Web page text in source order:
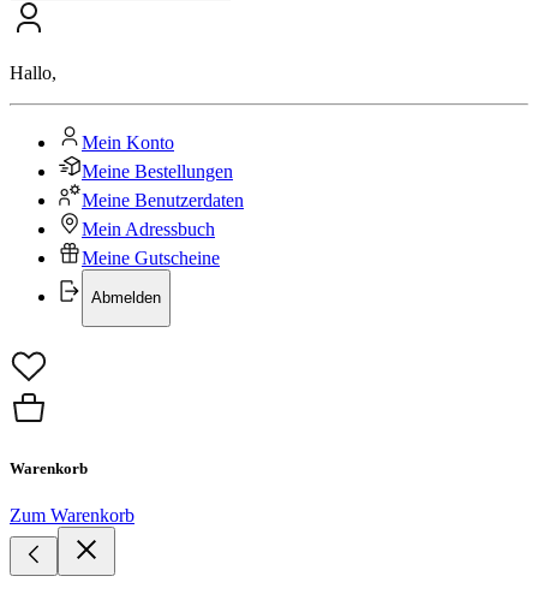
Hallo,
Mein Konto
Meine Bestellungen
Meine Benutzerdaten
Mein Adressbuch
Meine Gutscheine
Abmelden
Warenkorb
Zum Warenkorb